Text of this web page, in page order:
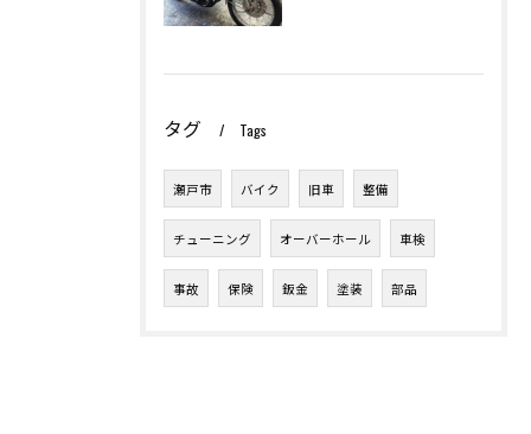
タグ Tags
瀬戸市 バイク 旧車 整備
チューニング オーバーホール 車検
事故 保険 鈑金 塗装 部品